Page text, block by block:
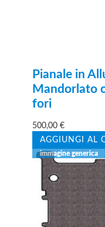
Pianale in
Mandorlato
fori
500,00€
AGGIUNGI AL